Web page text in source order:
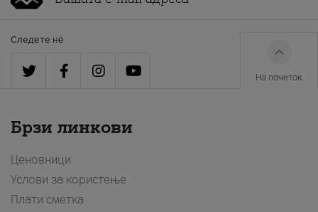
Следете нè
На почеток
Брзи линкови
Ценовници
Услови за користење
Плати сметка